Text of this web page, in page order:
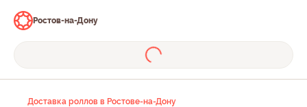
Ростов-на-Дону
Доставка роллов в Ростове-на-Дону